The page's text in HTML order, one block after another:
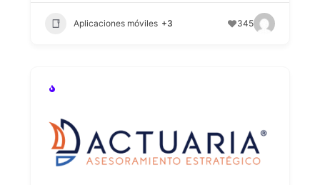
Aplicaciones móviles +3 345